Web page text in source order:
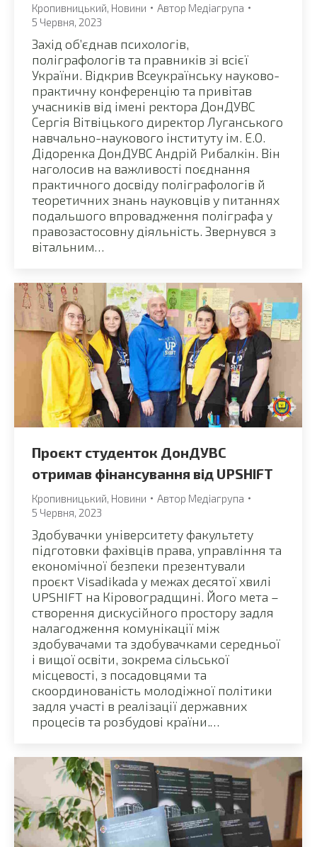
Кропивницький Новини Автор Медіагрупа
5 Червня, 2023
Захід об’єднав психологів,
поліграфологів та правників зі всієї
України. Відкрив Всеукраїнську науково-
практичну конференцію та привітав
учасників від імені ректора ДонДУВС
Сергія Вітвіцького директор Луганського
навчально-наукового інституту ім. Е.О.
Дідоренка ДонДУВС Андрій Рибалкін. Він
наголосив на важливості поєднання
практичного досвіду поліграфологів й
теоретичних знань науковців у питаннях
подальшого впровадження поліграфа у
правозастосовну діяльність. Звернувся з
вітальним…
Проєкт студенток ДонДУВС
отримав фінансування від UPSHIFT
Кропивницький Новини Автор Медіагрупа
5 Червня, 2023
Здобувачки університету факультету
підготовки фахівців права, управління та
економічної безпеки презентували
проєкт Visadikada у межах десятої хвилі
UPSHIFT на Кіровоградщині. Його мета –
створення дискусійного простору задля
налагодження комунікації між
здобувачами та здобувачками середньої
і вищої освіти, зокрема сільської
місцевості, з посадовцями та
скоординованість молодіжної політики
задля участі в реалізації державних
процесів та розбудові країни.…